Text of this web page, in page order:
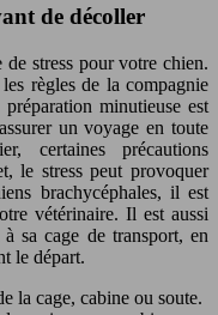
de décoller
stress pour votre chien.
règles de la compagnie
minutieuse est
un voyage en toute
certaines précautions
le stress peut provoquer
brachycéphales, il est
vétérinaire. Il est aussi
sa cage de transport, en
le départ.
la cage, cabine ou soute.